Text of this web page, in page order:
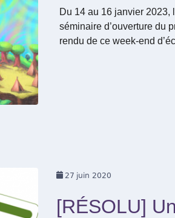
Du 14 au 16 janvier 2023,
séminaire d’ouverture du
rendu de ce week-end
27 juin 2020
[RÉSOLU]